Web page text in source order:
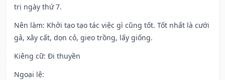
trị ngày thứ 7.
Nên làm: Khởi tạo tạo tác việc gì cũng tốt. Tốt nhất là cưới
gả, xây cất, dọn cỏ, gieo trồng, lấy giống.
Kiêng cữ: Đi thuyền
Ngoại lệ: